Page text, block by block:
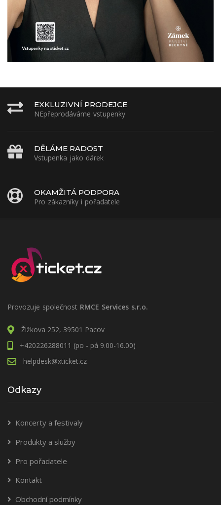
EXKLUZIVNÍ PRODEJCE
NEpřeprodáváme vstupenky
DĚLÁME RADOST
Vstupenka jako dárek
OKAMŽITÁ PODPORA
Pro zákazníky i pořadatele
Provozuje společnost RMCE Services s.r.o.
Žižkova 252, 39501 Pacov
+420226288011 (po - pá 9.00-16.00)
helpdesk@xticket.cz
Odkazy
Koncerty a festivaly
Produkty a služby
Pro pořadatele
Kontakt
Obchodní podmínky